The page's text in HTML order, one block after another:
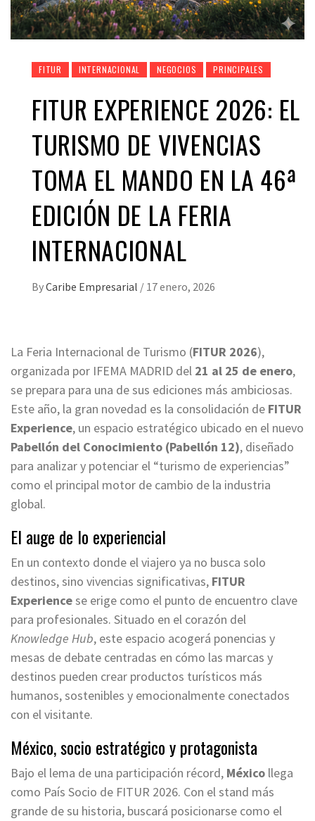
FITUR INTERNACIONAL NEGOCIOS PRINCIPALES
FITUR EXPERIENCE 2026: EL
TURISMO DE VIVENCIAS
TOMA EL MANDO EN LA 46ª
EDICIÓN DE LA FERIA
INTERNACIONAL
ByCaribe Empresarial / 17 enero, 2026
La Feria Internacional de Turismo (FITUR 2026),
organizada por IFEMA MADRID del 21 al 25 de enero,
se prepara para una de sus ediciones más ambiciosas.
Este año, la gran novedad es la consolidación de FITUR
Experience, un espacio estratégico ubicado en el nuevo
Pabellón del Conocimiento (Pabellón 12), diseñado
para analizar y potenciar el “turismo de experiencias”
como el principal motor de cambio de la industria
global.
El auge de lo experiencial
En un contexto donde el viajero ya no busca solo
destinos, sino vivencias significativas, FITUR
Experiencese erige como el punto de encuentro clave
para profesionales. Situado en el corazón del
Knowledge Hub, este espacio acogerá ponencias y
mesas de debate centradas en cómo las marcas y
destinos pueden crear productos turísticos más
humanos, sostenibles y emocionalmente conectados
con el visitante.
México, socio estratégico y protagonista
Bajo el lema de una participación récord, México llega
como País Socio de FITUR 2026. Con el stand más
grande de su historia, buscará posicionarse como el